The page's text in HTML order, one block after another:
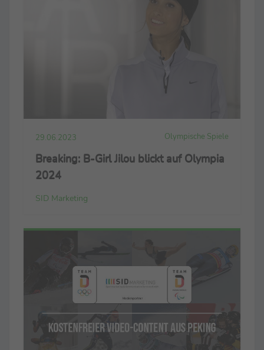
29.06.2023 Olympische Spiele
Breaking: B-Girl Jilou blickt auf Olympia
2024
SID Marketing